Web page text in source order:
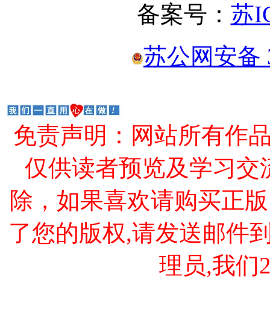
备案号： 苏
苏公网安备
免责声明：网站所有作
仅供读者预览及学习交
除，如果喜欢请购买正
了您的版权,请发送邮件
理员,我们